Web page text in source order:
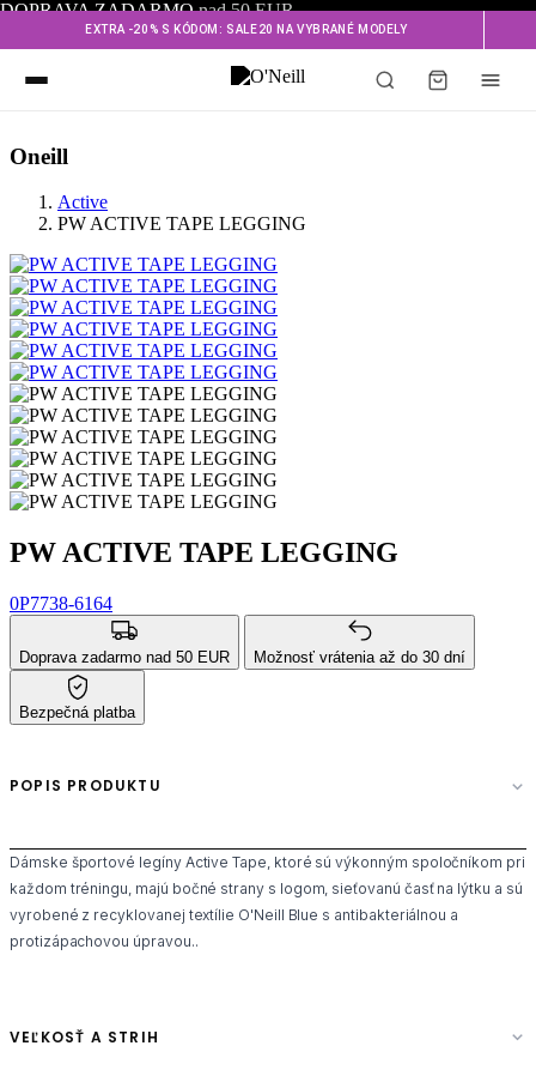
DOPRAVA ZADARMOnad 50 EUR
EXTRA -20% S KÓDOM: SALE20 NA VYBRANÉ MODELY
Oneill
Active
PW ACTIVE TAPE LEGGING
PW ACTIVE TAPE LEGGING
0P7738-6164
Doprava zadarmo nad 50 EUR Možnosť vrátenia až do 30 dní
Bezpečná platba
POPIS PRODUKTU
Dámske športové legíny Active Tape, ktoré sú výkonným spoločníkom pri
každom tréningu, majú bočné strany s logom, sieťovanú časť na lýtku a sú
vyrobené z recyklovanej textílie O'Neill Blue s antibakteriálnou a
protizápachovou úpravou..
VEĽKOSŤ A STRIH